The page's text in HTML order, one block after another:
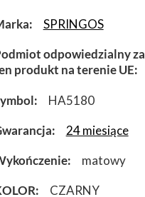
SPRINGOS
odpowiedzialny za
produkt na terenie UE
HA5180
24 miesiące
matowy
CZARNY